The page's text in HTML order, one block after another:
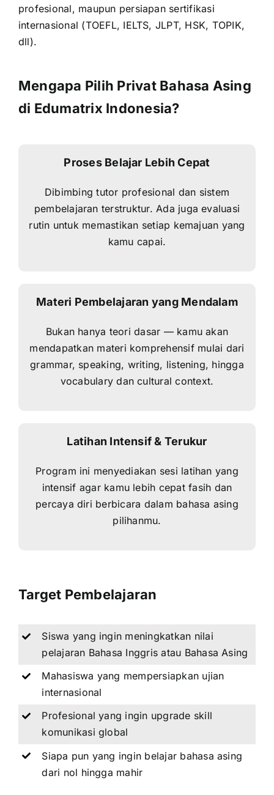
profesional, maupun persiapan sertifikasi
internasional (TOEFL, IELTS, JLPT, HSK, TOPIK,
dll).
Mengapa Pilih Privat Bahasa Asing
di Edumatrix Indonesia?
Proses Belajar Lebih Cepat
Dibimbing tutor profesional dan sistem
pembelajaran terstruktur. Ada juga evaluasi
rutin untuk memastikan setiap kemajuan yang
kamu capai.
Materi Pembelajaran yang Mendalam
Bukan hanya teori dasar — kamu akan
mendapatkan materi komprehensif mulai dari
grammar, speaking, writing, listening, hingga
vocabulary dan cultural context.
Latihan Intensif & Terukur
Program ini menyediakan sesi latihan yang
intensif agar kamu lebih cepat fasih dan
percaya diri berbicara dalam bahasa asing
pilihanmu.
Target Pembelajaran
Siswa yang ingin meningkatkan nilai
pelajaran Bahasa Inggris atau Bahasa Asing
Mahasiswa yang mempersiapkan ujian
internasional
Profesional yang ingin upgrade skill
komunikasi global
Siapa pun yang ingin belajar bahasa asing
dari nol hingga mahir